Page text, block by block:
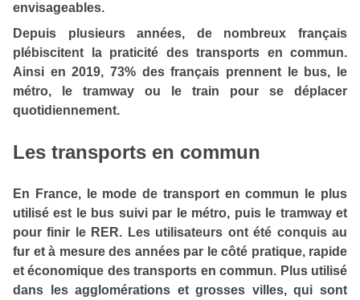
envisageables.
Depuis plusieurs années, de nombreux français
plébiscitent la praticité des transports en commun.
Ainsi en 2019, 73% des français prennent le bus, le
métro, le tramway ou le train pour se déplacer
quotidiennement.
Les transports en commun
En France, le mode de transport en commun le plus
utilisé est le bus suivi par le métro, puis le tramway et
pour finir le RER. Les utilisateurs ont été conquis au
fur et à mesure des années par le côté pratique, rapide
et économique des transports en commun. Plus utilisé
dans les agglomérations et grosses villes, qui sont